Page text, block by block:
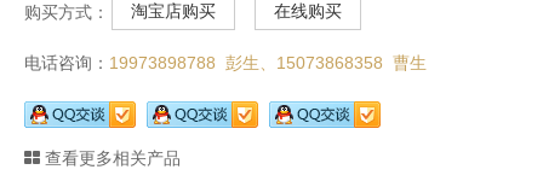
购买方式： 淘宝店购买 在线购买
电话咨询： 19973898788 彭生、 15073868358 曹生
查看更多相关产品